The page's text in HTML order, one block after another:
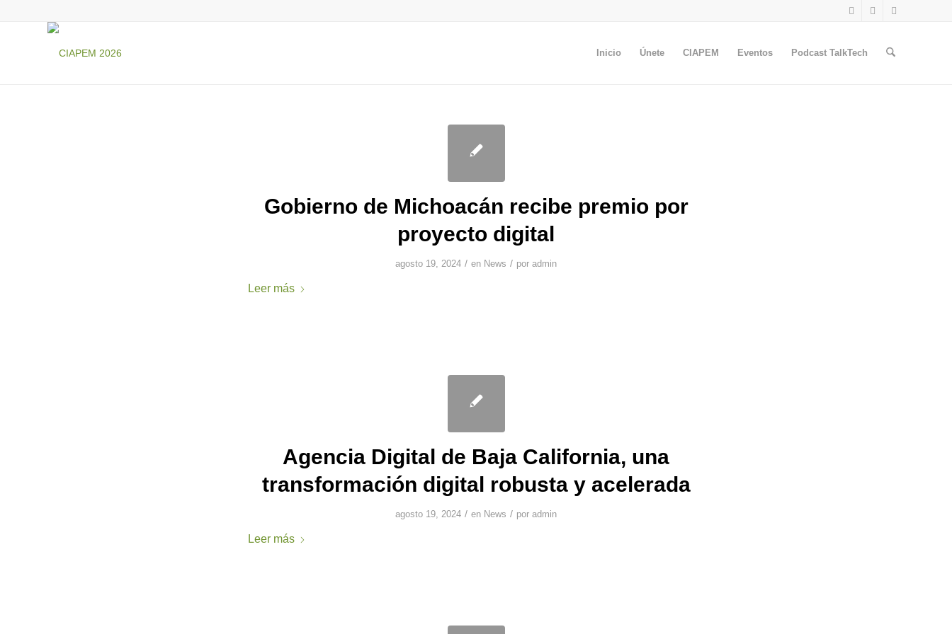
Inicio Únete CIAPEM Eventos Podcast TalkTech
Gobierno de Michoacán recibe premio por
proyecto digital
agosto 19, 2024 / en News / por admin
Leer más
Agencia Digital de Baja California, una
transformación digital robusta y acelerada
agosto 19, 2024 / en News / por admin
Leer más